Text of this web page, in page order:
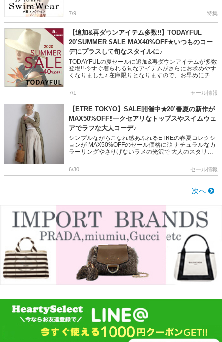
トトップスと […]
7/9 特集
【追加&再ダウンアイテム多数!!】TODAYFUL
20’SUMMER SALE MAX40%OFF★いつものコー
デにプラスして旬なスタイルに♪
TODAYFULの夏セールに追加&再ダウンアイテムが多数
登場!! 今すぐ着られる旬なアイテムがさらにお求めやす
くなりました♪ 在庫限りとなりますので、お早めにチェ
7/1 セール情報
【ETRE TOKYO】SALE開催中★20’春夏の新作が
MAX50%OFF!!一クセアリなトップスやスイムウェ
アでラフな大人コーデ♪
シンプルながらこなれ感あふれるETREの春夏コレクシ
ョンが MAX50%OFFのセール価格に◎ ナチュラルなカ
ラーリングやさりげないラメの光沢で 大人のスタリン
チェック […]
6/30 セール情報
次へ